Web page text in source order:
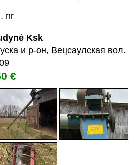
nr
Ksk
и р-он, Вецсаулская вол.
€